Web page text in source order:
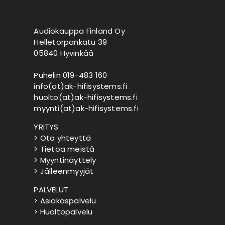
Audiokauppa Finland Oy
Helletorpankatu 39
05840 Hyvinkää
Puhelin 019-483 160
info(at)ak-hifisystems.fi
huolto(at)ak-hifisystems.fi
myynti(at)ak-hifisystems.fi
YRITYS
> Ota yhteyttä
> Tietoa meistä
> Myyntinäyttely
> Jälleenmyyjät
PALVELUT
> Asiakaspalvelu
> Huoltopalvelu